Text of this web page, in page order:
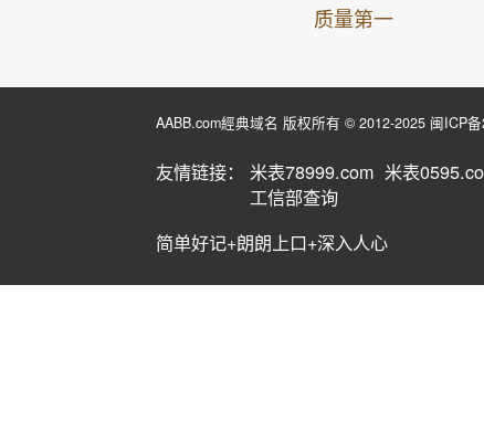
质量第一
AABB.com經典域名 版权所有 © 2012-2025 闽ICP
友情链接： 米表78999.com 米表
工信部查询
简单好记+朗朗上口+深入人心